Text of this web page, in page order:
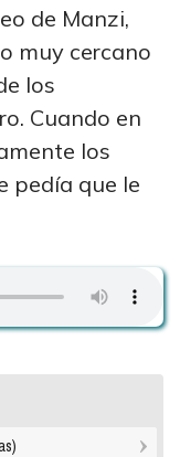
de Manzi,
muy cercano
los
Cuando en
los
pedía que le